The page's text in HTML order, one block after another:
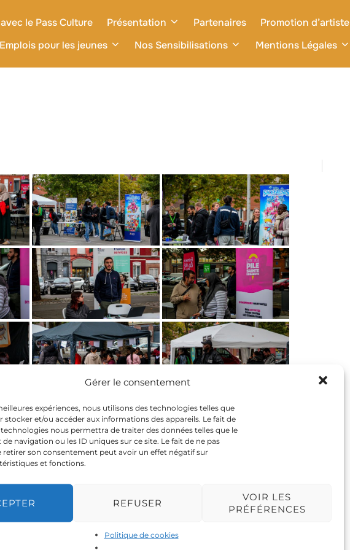
Gérer le consentement
expériences, nous utilisons des technologies telles que
stocker et/ou accéder aux informations des appareils. Le fait de
nous permettra de traiter des données telles que le
navigation ou les ID uniques sur ce site. Le fait de ne pas
retirer son consentement peut avoir un effet négatif sur
et fonctions.
REFUSER
VOIR LES
PRÉFÉRENCES
Politique de cookies
le Pass Culture Présentation Partenaires Promotion d’artiste
pour les jeunes
Nos Sensibilisations Mentions Légales